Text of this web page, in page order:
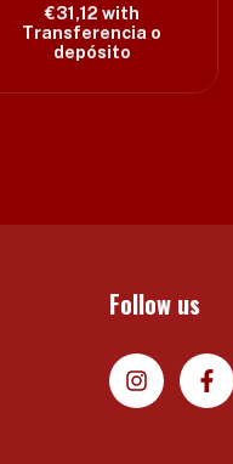
€31,12 with
Transferencia o
depósito
Follow us